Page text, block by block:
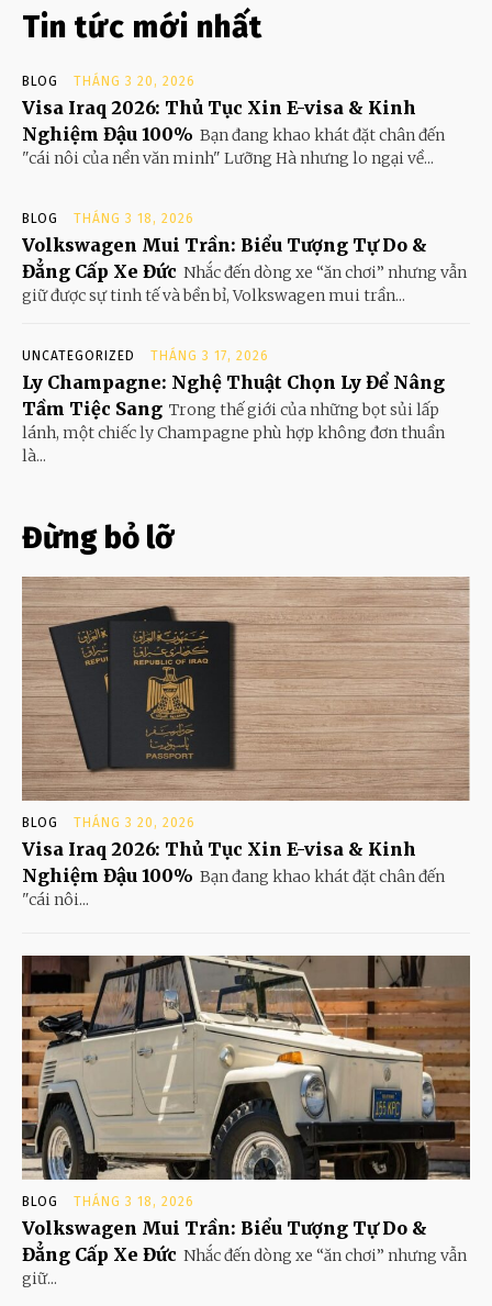
Tin tức mới nhất
BLOG THÁNG 3 20, 2026
Visa Iraq 2026: Thủ Tục Xin E-visa & Kinh
Nghiệm Đậu 100% Bạn đang khao khát đặt chân đến
"cái nôi của nền văn minh" Lưỡng Hà nhưng lo ngại về...
BLOG THÁNG 3 18, 2026
Volkswagen Mui Trần: Biểu Tượng Tự Do &
Đẳng Cấp Xe Đức Nhắc đến dòng xe “ăn chơi” nhưng vẫn
giữ được sự tinh tế và bền bỉ, Volkswagen mui trần...
UNCATEGORIZED THÁNG 3 17, 2026
Ly Champagne: Nghệ Thuật Chọn Ly Để Nâng
Tầm Tiệc Sang Trong thế giới của những bọt sủi lấp
lánh, một chiếc ly Champagne phù hợp không đơn thuần
là...
Đừng bỏ lỡ
BLOG THÁNG 3 20, 2026
Visa Iraq 2026: Thủ Tục Xin E-visa & Kinh
Nghiệm Đậu 100% Bạn đang khao khát đặt chân đến
"cái nôi...
BLOG THÁNG 3 18, 2026
Volkswagen Mui Trần: Biểu Tượng Tự Do &
Đẳng Cấp Xe Đức Nhắc đến dòng xe “ăn chơi” nhưng vẫn
giữ...